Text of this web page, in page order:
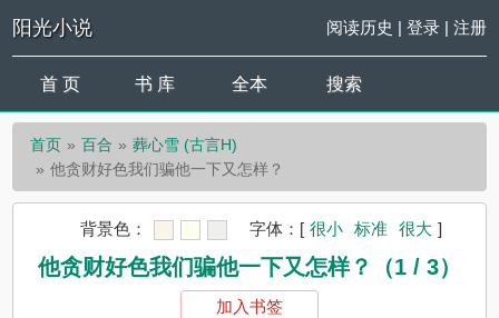
阳光小说 阅读历史 | 登录| 注册
首 页 书 库 全本 搜索
首页 百合
葬心雪 (古言H)
他贪财好色我们骗他一下又怎样？
背景色： 字体： [ 很小 标准 很大 ]
他贪财好色我们骗他一下又怎样？（1 / 3）
加入书签